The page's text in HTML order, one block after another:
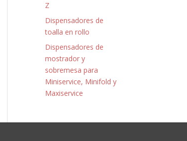
Z
Dispensadores de
toalla en rollo
Dispensadores de
mostrador y
sobremesa para
Miniservice, Minifold y
Maxiservice